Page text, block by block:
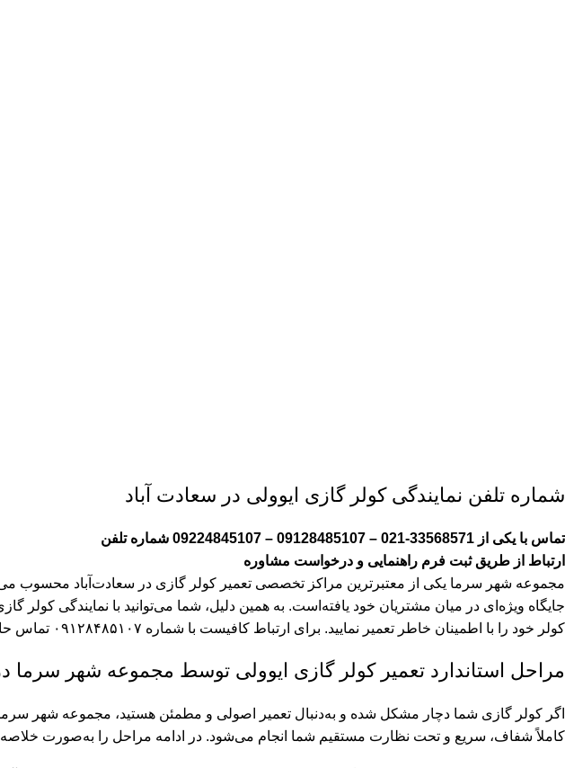
شماره تلفن نمایندگی کولر گازی ایوولی در سعادت آباد
تماس با یکی از 33568571-021 – 09128485107 – 09224845107 شماره تلفن
ارتباط از طریق ثبت فرم راهنمایی و درخواست مشاوره
جایگاه ویژه‌ای در میان مشتریان خود یافته‌است. به همین دلیل، شما می‌توانید با نمایندگی کولر
کولر خود را با اطمینان خاطر تعمیر نمایید. برای ارتباط کافیست با شماره ۰۹۱۲۸۴۸۵۱۰۷ تماس حاصل فرمایید.
مراحل استاندارد تعمیر کولر گازی ایوولی توسط مجموعه شهر سرما
اگر کولر گازی شما دچار مشکل شده‌ و به‌دنبال تعمیر اصولی و مطمئن هستید، مجموعه شهر سرما
کاملاً شفاف، سریع و تحت نظارت مستقیم شما انجام می‌شود. در ادامه مراحل را به‌صورت